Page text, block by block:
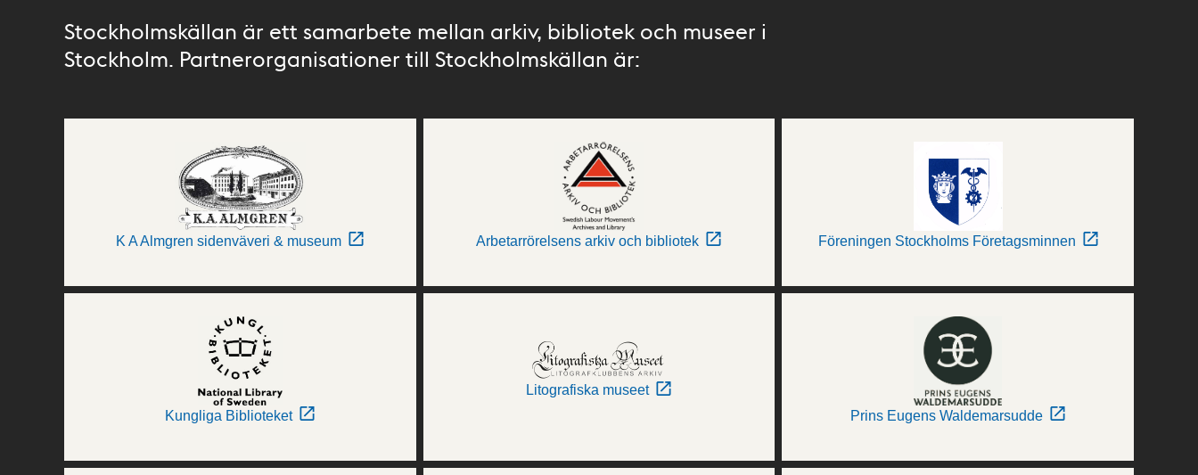
Stockholmskällan är ett samarbete mellan arkiv, bibliotek och museer i
Stockholm. Partnerorganisationer till Stockholmskällan är:
K A Almgren sidenväveri & museum Arbetarrörelsens arkiv och bibliotek Föreningen Stockholms Företagsminnen
Kungliga Biblioteket
Litografiska museet
Prins Eugens Waldemarsudde